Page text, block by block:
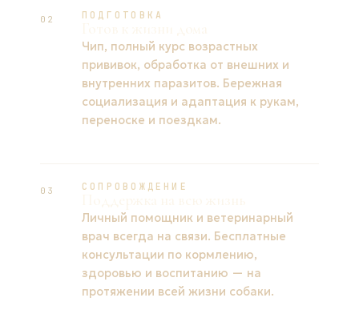
02 ПОДГОТОВКА
Чип, полный курс возрастных
прививок, обработка от внешних и
внутренних паразитов. Бережная
социализация и адаптация к рукам,
переноске и поездкам.
03 СОПРОВОЖДЕНИЕ
Личный помощник и ветеринарный
врач всегда на связи. Бесплатные
консультации по кормлению,
здоровью и воспитанию — на
протяжении всей жизни собаки.